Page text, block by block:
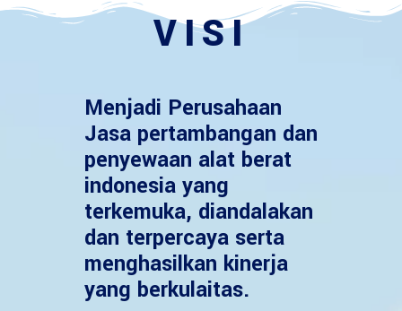
VISI
Menjadi Perusahaan
Jasa pertambangan dan
penyewaan alat berat
indonesia yang
terkemuka, diandalakan
dan terpercaya serta
menghasilkan kinerja
yang berkulaitas.